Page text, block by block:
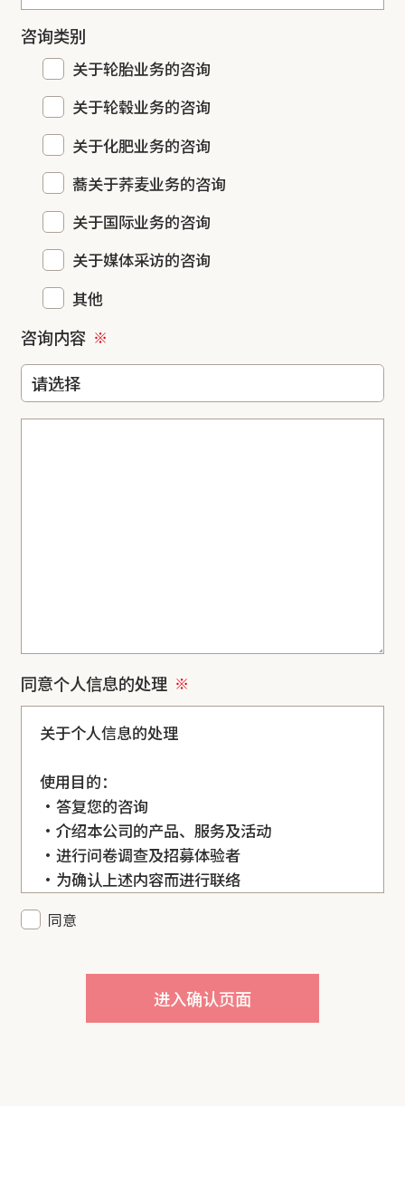
咨询类别
关于轮胎业务的咨询
关于轮毂业务的咨询
关于化肥业务的咨询
蕎关于荞麦业务的咨询
关于国际业务的咨询
关于媒体采访的咨询
其他
咨询内容
同意个人信息的处理
关于个人信息的处理
使用目的：
・答复您的咨询
・介绍本公司的产品、服务及活动
・进行问卷调查及招募体验者
・为确认上述内容而进行联络
除法律规定的情况外，您所提供的个人信息未经
成使用目的，我们可能会委托第三方处理您的个
人信息。请在输入后确认内容无误，然后点击
【进入确认页面】和【发送】按钮。
同意
进入确认页面